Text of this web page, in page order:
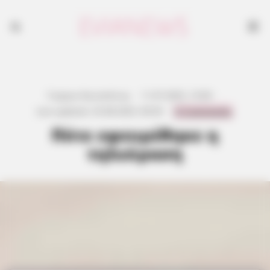
Πότε εφευρέθηκε η
τηλεόραση